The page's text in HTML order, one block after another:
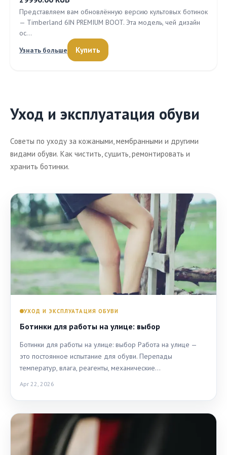
Представляем вам обновлённую версию культовых ботинок
— Timberland 6IN PREMIUM BOOT. Эта модель, чей дизайн
ос…
Узнать больше
Купить
Уход и эксплуатация обуви
Советы по уходу за кожаными, мембранными и другими
видами обуви. Как чистить, сушить, ремонтировать и
хранить ботинки.
УХОД И ЭКСПЛУАТАЦИЯ ОБУВИ
Ботинки для работы на улице: выбор
Ботинки для работы на улице: выбор Работа на улице —
это постоянное испытание для обуви. Перепады
температур, влага, реагенты, механические…
Apr 22, 2026